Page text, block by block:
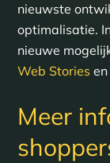
nieuwste
optimalisatie.
nieuwe
Web Stories
Meer